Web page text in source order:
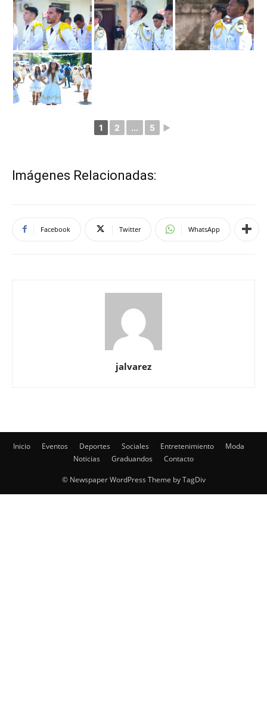
1 2 ... 5 ►
Imágenes Relacionadas:
Facebook Twitter WhatsApp
jalvarez
Inicio Eventos Deportes Sociales Entretenimiento
Moda
Noticias
Graduandos Contacto
© Newspaper WordPress Theme by TagDiv